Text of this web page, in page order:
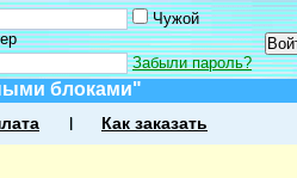
Чужой
Забыли пароль?
блоками"
Как заказать